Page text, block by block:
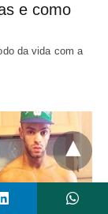
e como
da vida com a